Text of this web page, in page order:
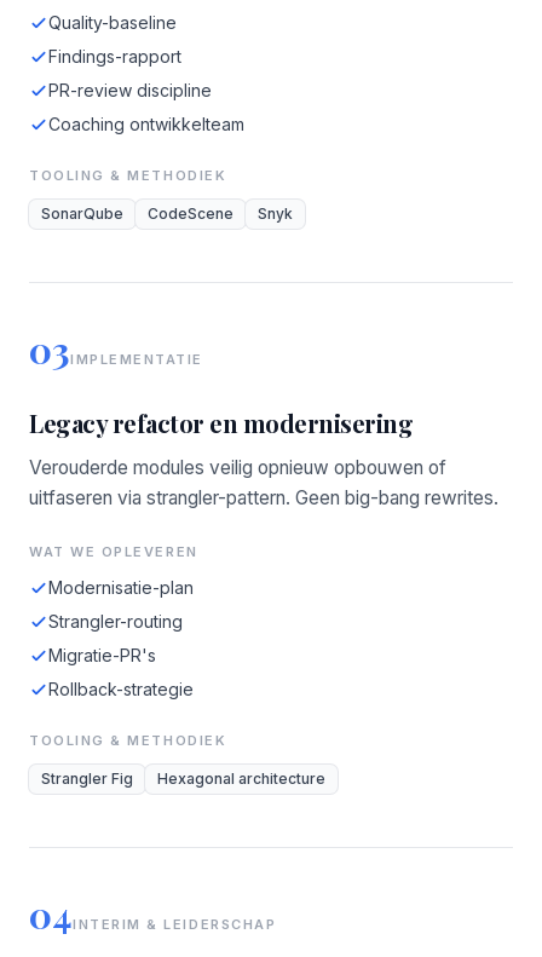
Quality-baseline
Findings-rapport
PR-review discipline
Coaching ontwikkelteam
TOOLING & METHODIEK
SonarQube CodeScene Snyk
03IMPLEMENTATIE
Legacy refactor en modernisering
Verouderde modules veilig opnieuw opbouwen of
uitfaseren via strangler-pattern. Geen big-bang rewrites.
WAT WE OPLEVEREN
Modernisatie-plan
Strangler-routing
Migratie-PR's
Rollback-strategie
TOOLING & METHODIEK
Strangler Fig Hexagonal architecture
04INTERIM & LEIDERSCHAP